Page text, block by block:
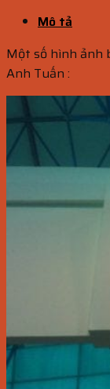
Mô tả
Một số hình ảnh
Anh Tuấn :